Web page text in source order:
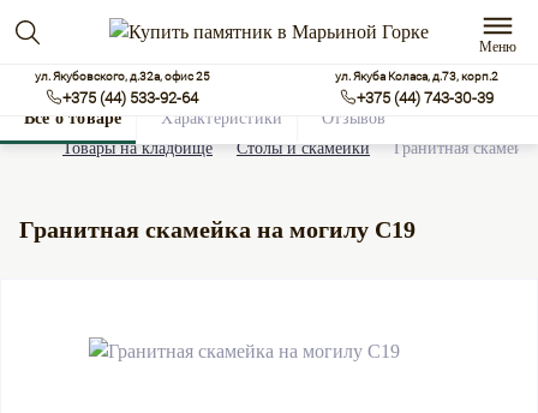
Меню
ул. Якубовского, д.32а, офис 25
+375 (44) 533-92-64
ул. Якуба Коласа, д.73, корп.2
+375 (44) 743-30-39
Товары на кладбище Столы и скамейки Гранитная
Гранитная скамейка на могилу С19
Все о товаре Характеристики Отзывов